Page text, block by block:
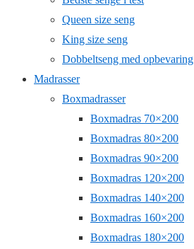
Queen size seng
King size seng
Dobbeltseng med opbevaring
Madrasser
Boxmadrasser
Boxmadras 70×200
Boxmadras 80×200
Boxmadras 90×200
Boxmadras 120×200
Boxmadras 140×200
Boxmadras 160×200
Boxmadras 180×200